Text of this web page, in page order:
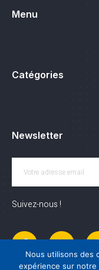
Menu
Catégories
Newsletter
Suivez-nous !
Nous utilisons des
expérience sur